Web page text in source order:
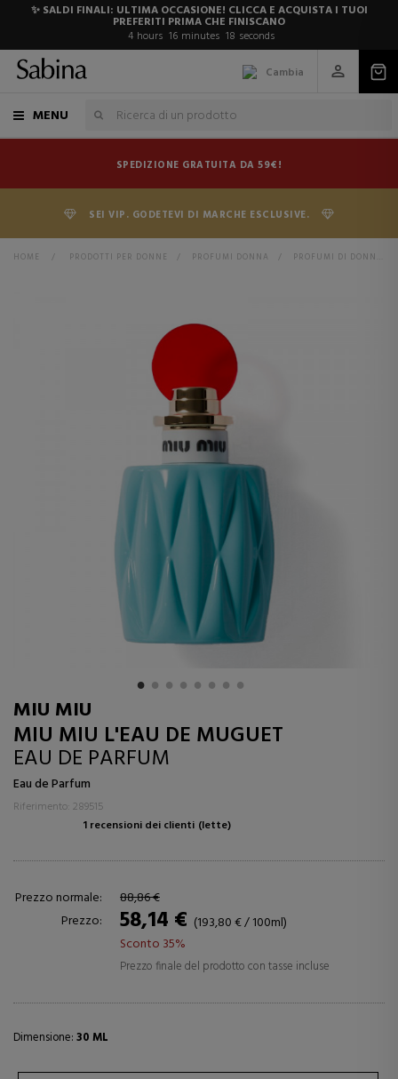
✨ SALDI FINALI: ULTIMA OCCASIONE! CLICCA E ACQUISTA I TUOI
PREFERITI PRIMA CHE FINISCANO
4 hours 16 minutes 18 seconds
Cambia
MENU
SPEDIZIONE GRATUITA DA 59€!
SEI VIP. GODETEVI DI MARCHE ESCLUSIVE.
HOME > PRODOTTI PER DONNE > PROFUMI DONNA > PROFUMI DI DONNA
MIU MIU
MIU MIU L'EAU DE MUGUET
EAU DE PARFUM
Eau de Parfum
Riferimento: 289515
1 recensioni dei clienti (lette)
Prezzo normale:
88,86 €
Prezzo:
58,14 € (193,80 € / 100ml)
Sconto 35%
Prezzo finale del prodotto con tasse incluse
Dimensione: 30 ML